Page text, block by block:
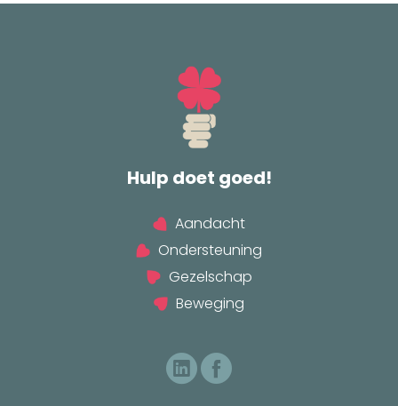
Hulp doet goed!
Aandacht
Ondersteuning
Gezelschap
Beweging